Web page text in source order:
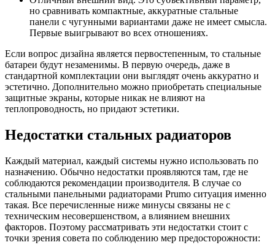
но сравнивать компактные, аккуратные стальные
панели с чугунными вариантами даже не имеет смысла.
Первые выигрывают во всех отношениях.
Если вопрос дизайна является первостепенным, то стальные
батареи будут незаменимы. В первую очередь, даже в
стандартной комплектации они выглядят очень аккуратно и
эстетично. Дополнительно можно приобретать специальные
защитные экраны, которые никак не влияют на
теплопроводность, но придают эстетики.
Недостатки стальных радиаторов
Каждый материал, каждый системы нужно использовать по
назначению. Обычно недостатки проявляются там, где не
соблюдаются рекомендации производителя. В случае со
стальными панельными радиаторами Prumo ситуация именно
такая. Все перечисленные ниже минусы связаны не с
техническим несовершенством, а влиянием внешних
факторов. Поэтому рассматривать эти недостатки стоит с
точки зрения совета по соблюдению мер предосторожности: